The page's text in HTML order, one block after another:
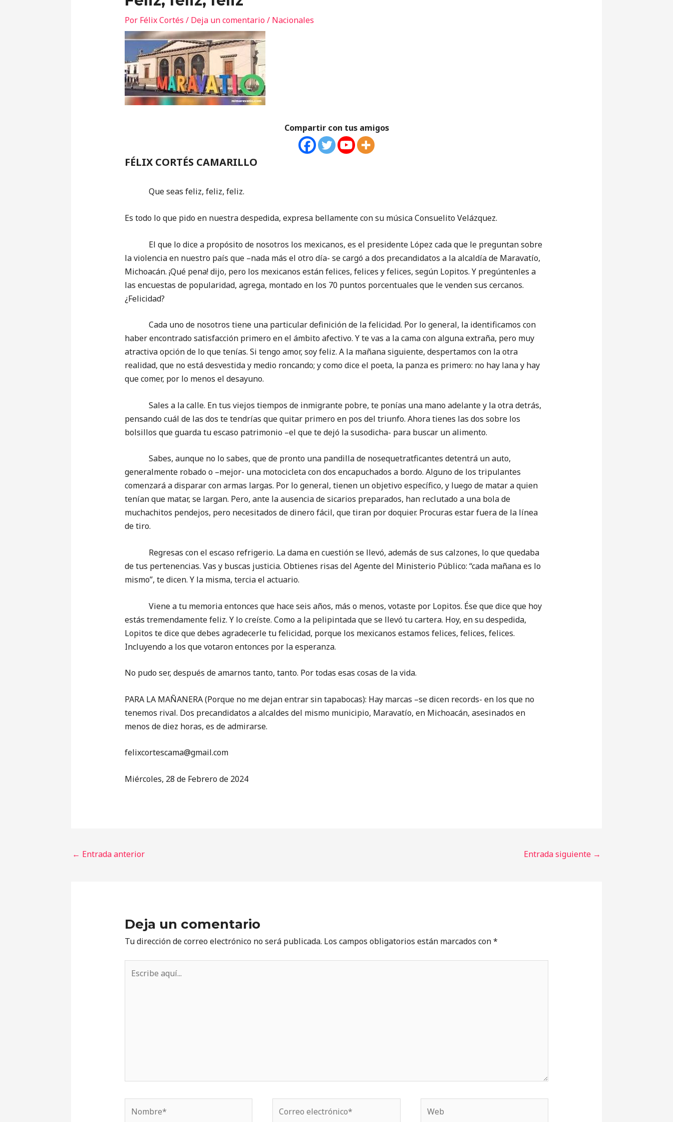
Por Félix Cortés / Deja un comentario/ Nacionales
Compartir con tus amigos
FÉLIX CORTÉS CAMARILLO
Que seas feliz, feliz, feliz.
Es todo lo que pido en nuestra despedida, expresa bellamente con su música Consuelito Velázquez.
El que lo dice a propósito de nosotros los mexicanos, es el presidente López cada que le preguntan sobre
la violencia en nuestro país que –nada más el otro día- se cargó a dos precandidatos a la alcaldía de Maravatío,
Michoacán. ¡Qué pena! dijo, pero los mexicanos están felices, felices y felices, según Lopitos. Y pregúntenles a
las encuestas de popularidad, agrega, montado en los 70 puntos porcentuales que le venden sus cercanos.
¿Felicidad?
Cada uno de nosotros tiene una particular definición de la felicidad. Por lo general, la identificamos con
haber encontrado satisfacción primero en el ámbito afectivo. Y te vas a la cama con alguna extraña, pero muy
atractiva opción de lo que tenías. Si tengo amor, soy feliz. A la mañana siguiente, despertamos con la otra
realidad, que no está desvestida y medio roncando; y como dice el poeta, la panza es primero: no hay lana y hay
que comer, por lo menos el desayuno.
Sales a la calle. En tus viejos tiempos de inmigrante pobre, te ponías una mano adelante y la otra detrás,
pensando cuál de las dos te tendrías que quitar primero en pos del triunfo. Ahora tienes las dos sobre los
bolsillos que guarda tu escaso patrimonio –el que te dejó la susodicha- para buscar un alimento.
Sabes, aunque no lo sabes, que de pronto una pandilla de nosequetratficantes detentrá un auto,
generalmente robado o –mejor- una motocicleta con dos encapuchados a bordo. Alguno de los tripulantes
comenzará a disparar con armas largas. Por lo general, tienen un objetivo específico, y luego de matar a quien
tenían que matar, se largan. Pero, ante la ausencia de sicarios preparados, han reclutado a una bola de
muchachitos pendejos, pero necesitados de dinero fácil, que tiran por doquier. Procuras estar fuera de la línea
de tiro.
Regresas con el escaso refrigerio. La dama en cuestión se llevó, además de sus calzones, lo que quedaba
de tus pertenencias. Vas y buscas justicia. Obtienes risas del Agente del Ministerio Público: “cada mañana es lo
mismo”, te dicen. Y la misma, tercia el actuario.
Viene a tu memoria entonces que hace seis años, más o menos, votaste por Lopitos. Ése que dice que hoy
estás tremendamente feliz. Y lo creíste. Como a la pelipintada que se llevó tu cartera. Hoy, en su despedida,
Lopitos te dice que debes agradecerle tu felicidad, porque los mexicanos estamos felices, felices, felices.
Incluyendo a los que votaron entonces por la esperanza.
No pudo ser, después de amarnos tanto, tanto. Por todas esas cosas de la vida.
PARA LA MAÑANERA (Porque no me dejan entrar sin tapabocas): Hay marcas –se dicen records- en los que no
tenemos rival. Dos precandidatos a alcaldes del mismo municipio, Maravatío, en Michoacán, asesinados en
menos de diez horas, es de admirarse.
‎felixcortescama@gmail.com
Miércoles, 28 de Febrero de 2024
← Entrada anterior Entrada siguiente →
Deja un comentario
Tu dirección de correo electrónico no será publicada. Los campos obligatorios están marcados con*
aquí...
electrónico*